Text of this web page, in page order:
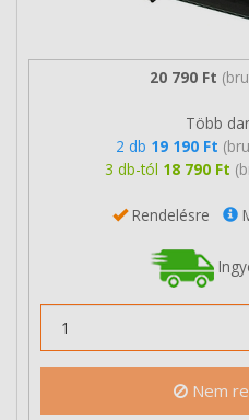
20 790 Ft
Több
2 db 19 190 Ft
3 db-tól 18 790 Ft
Rendelésre
Nem